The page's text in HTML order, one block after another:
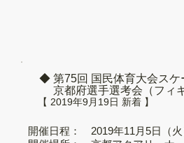
◆ 第75回 国民体育大会スケ
京都府選手選考会（フィギ
【 2019年9月19日 新着 】
開催日程： 2019年11月5日（火